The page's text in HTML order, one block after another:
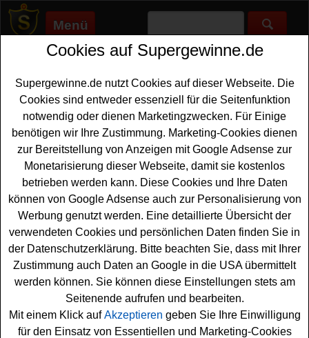
Menü
Supergewinne.de>Gewinnspiele>Reise Gewinnspiele>
Anzeige:
Anzeige:
VisitSweden Gewinnspiel - Insel
gewinnen
Wer gern für ein Jahr eine schwedischeInsel gewinnen
möchte, hat bei diesem kostenlosen VisitSweden
Gewinnspiel eine schöne Gelegenheit dazu.
VisitSweden verlost fünf schwedische Inseln zur Nutzung
für jeweils ein Jahr - und mit etwas Glück können Sie
eine solche Insel gewinnen. Dazu gibt es dieSchweden
hin und zurück für die Gewinner obendrauf. Das
wäre doch der absolute Traum, oder etwa nicht?
Cookies auf Supergewinne.de
Supergewinne.de nutzt Cookies auf dieser Webseite. Die
Cookies sind entweder essenziell für die Seitenfunktion
notwendig oder dienen Marketingzwecken. Für Einige
benötigen wir Ihre Zustimmung. Marketing-Cookies dienen
zur Bereitstellung von Anzeigen mit Google Adsense zur
Monetarisierung dieser Webseite, damit sie kostenlos
betrieben werden kann. Diese Cookies und Ihre Daten
können von Google Adsense auch zur Personalisierung von
Werbung genutzt werden. Eine detaillierte Übersicht der
verwendeten Cookies und persönlichen Daten finden Sie in
der Datenschutzerklärung. Bitte beachten Sie, dass mit Ihrer
Zustimmung auch Daten an Google in die USA übermittelt
werden können. Sie können diese Einstellungen stets am
Seitenende aufrufen und bearbeiten.
Mit einem Klick aufAkzeptieren geben Sie Ihre Einwilligung
für den Einsatz von Essentiellen und Marketing-Cookies